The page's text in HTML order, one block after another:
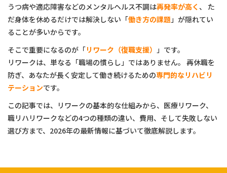
うつ病や適応障害などのメンタルヘルス不調は再発率が高く 、
た
だ身体を休めるだけでは解決しない「働き方の課題」が隠れてい
ることが多いからです。
そこで重要になるのが「リワーク（復職支援） 」です。
リワークは、単なる「職場の慣らし」ではありません。 再休職を
防ぎ、あなたが長く安定して働き続けるための専門的なリハビリ
テーションです。
この記事では、リワークの基本的な仕組みから、医療リワーク、
職リハリワークなどの4つの種類の違い、費用、そして失敗しない
選び方まで、2026年の最新情報に基づいて徹底解説します。